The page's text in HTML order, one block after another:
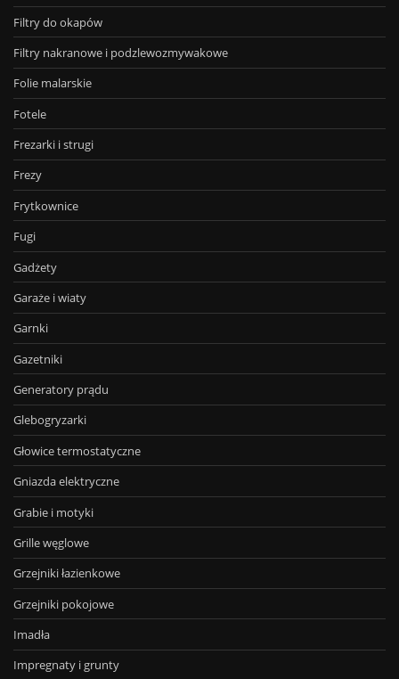
Filtry do okapów
Filtry nakranowe i podzlewozmywakowe
Folie malarskie
Fotele
Frezarki i strugi
Frezy
Frytkownice
Fugi
Gadżety
Garaże i wiaty
Garnki
Gazetniki
Generatory prądu
Glebogryzarki
Głowice termostatyczne
Gniazda elektryczne
Grabie i motyki
Grille węglowe
Grzejniki łazienkowe
Grzejniki pokojowe
Imadła
Impregnaty i grunty